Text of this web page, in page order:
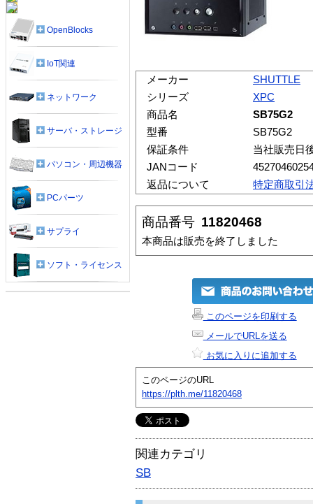
メーカー
SHUTTLE
シリーズ
XPC
商品名
SB75G2
型番
SB75G2
保証条件
当社販売日
JANコード
返品について
特定商取引
商品番号 11820468
本商品は販売を終了しました
このページを印刷する
メールでURLを送る
お気に入りに追加する
このページのURL
https://plth.me/11820468
関連カテゴリ
SB
OpenBlocks
IoT関連
ネットワーク
サーバ・ストレージ
パソコン・周辺機器
PCパーツ
サプライ
ソフト・ライセンス